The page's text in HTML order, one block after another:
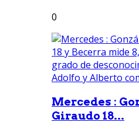
0
Mercedes :
Giraudo 18...